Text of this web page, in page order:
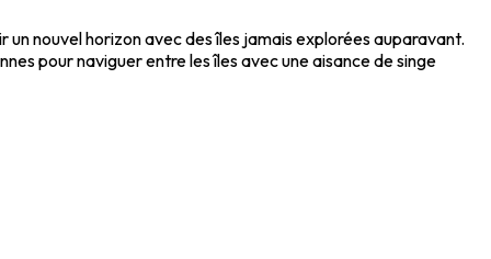
nouvel horizon avec des îles jamais explorées auparavant.
pour naviguer entre les îles avec une aisance de singe